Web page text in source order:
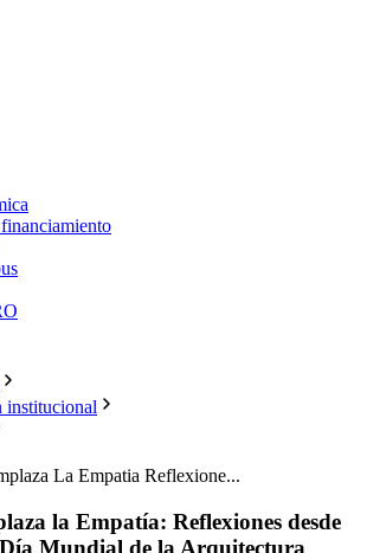
institucional
La Empatia Reflexione...
la Empatía: Reflexiones desde
Mundial de la Arquitectura